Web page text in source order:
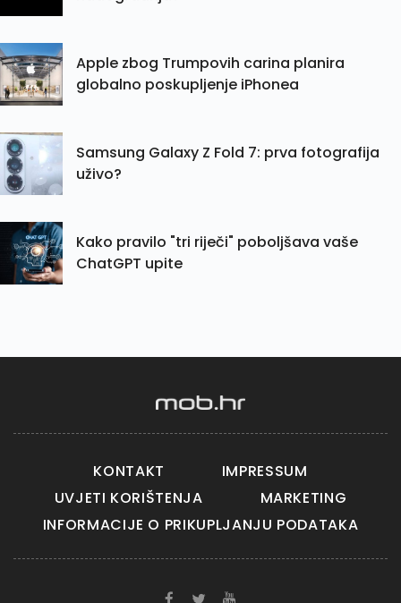
Apple zbog Trumpovih carina planira
globalno poskupljenje iPhonea
Samsung Galaxy Z Fold 7: prva fotografija
uživo?
Kako pravilo "tri riječi" poboljšava vaše
ChatGPT upite
KONTAKT
IMPRESSUM
UVJETI KORIŠTENJA
MARKETING
INFORMACIJE O PRIKUPLJANJU PODATAKA